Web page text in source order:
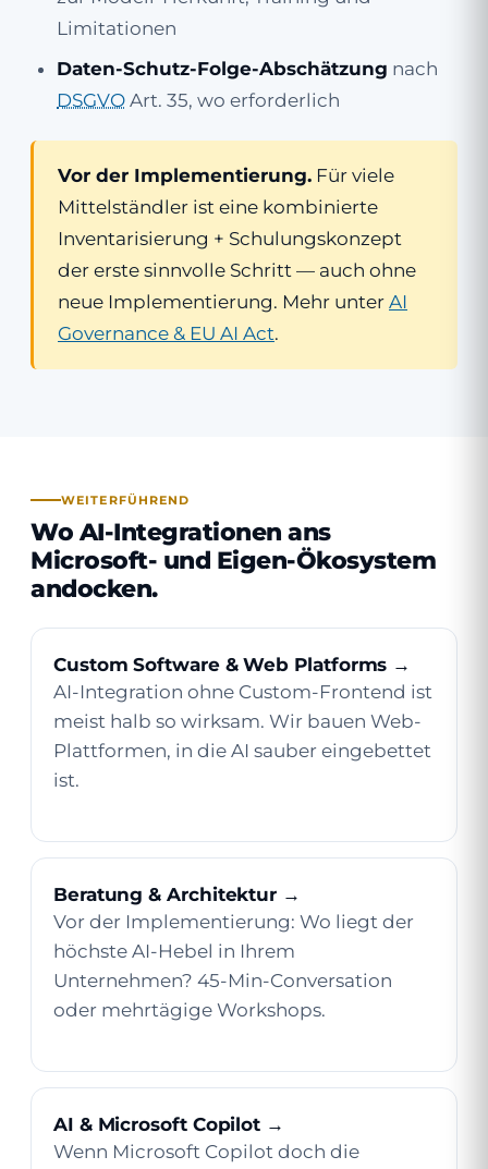
Limitationen
Daten-Schutz-Folge-Abschätzung nach
DSGVO Art. 35, wo erforderlich
Vor der Implementierung. Für viele
Mittelständler ist eine kombinierte
Inventarisierung + Schulungskonzept
der erste sinnvolle Schritt — auch ohne
neue Implementierung. Mehr unter AI
Governance & EU AI Act.
WEITERFÜHREND
Wo AI-Integrationen ans
Microsoft- und Eigen-Ökosystem
andocken.
Custom Software & Web Platforms →
AI-Integration ohne Custom-Frontend ist
meist halb so wirksam. Wir bauen Web-
Plattformen, in die AI sauber eingebettet
ist.
Beratung & Architektur →
Vor der Implementierung: Wo liegt der
höchste AI-Hebel in Ihrem
Unternehmen? 45-Min-Conversation
oder mehrtägige Workshops.
AI & Microsoft Copilot →
Wenn Microsoft Copilot doch die